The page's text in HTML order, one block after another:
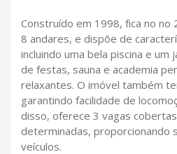
Construído em 1998, fica no no
8 andares, e dispõe de
incluindo uma bela piscina e um
de festas, sauna e academia
relaxantes. O imóvel também
garantindo facilidade de
disso, oferece 3 vagas
determinadas, proporcionando
veículos.